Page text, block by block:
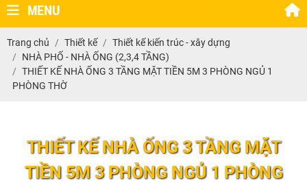
MENU
Trang chủ Thiết kế
Thiết kế kiến trúc - xây dựng
NHÀ PHỐ - NHÀ ỐNG (2,3,4 TẦNG)
THIẾT KẾ NHÀ ỐNG 3 TẦNG MẶT TIỀN 5M 3 PHÒNG NGỦ 1
PHÒNG THỜ
THIẾT KẾ NHÀ ỐNG 3 TẦNG MẶT
TIỀN 5M 3 PHÒNG NGỦ 1 PHÒNG